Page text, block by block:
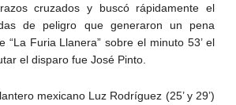
cruzados y buscó rápidamente el
de peligro que generaron un pena
“La Furia Llanera” sobre el minuto 53’ el
el disparo fue José Pinto.
mexicano Luz Rodríguez (25’ y 29’)